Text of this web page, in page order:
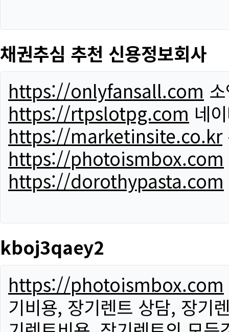
채권추심 추천 신용정보회사
https://onlyfansall.com
https://rtpslotpg.com 네
https://marketinsite.co.kr
https://photoismbox.com
https://dorothypasta.com
kboj3qaey2
https://photoismbox.com
기비용, 장기렌트 상담, 장기